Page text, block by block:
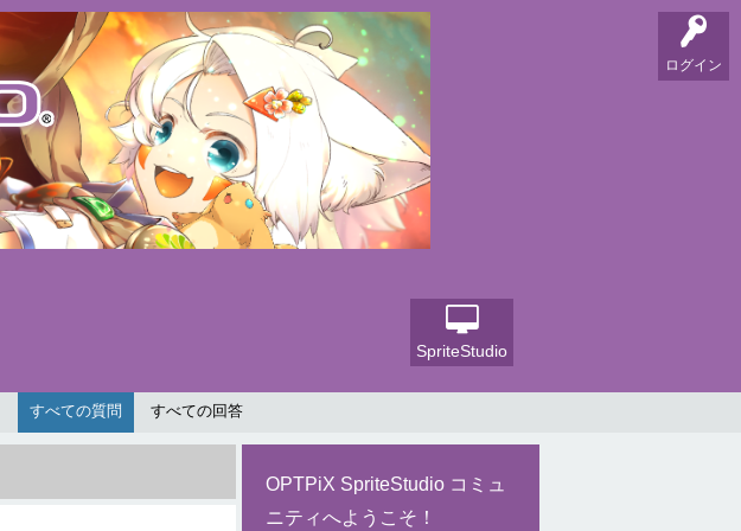
ログイン
SpriteStudio
すべての質問 すべての回答
OPTPiX SpriteStudio コミュ
ニティへようこそ！